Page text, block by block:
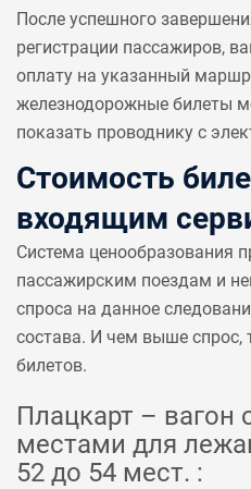
После успешного
регистрации пассажиров,
оплату на указанный
железнодорожные билеты
показать проводнику с
Стоимость
входящим
Система ценообразования
пассажирским поездам и
спроса на данное
состава. И чем выше спрос,
билетов.
Плацкарт – вагон
местами для
52 до 54 мест. :